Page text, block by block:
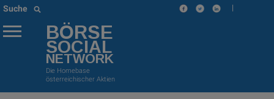
Suche |
BÖRSE
SOCIAL
NETWORK
Die Homebase
österreichischer Aktien